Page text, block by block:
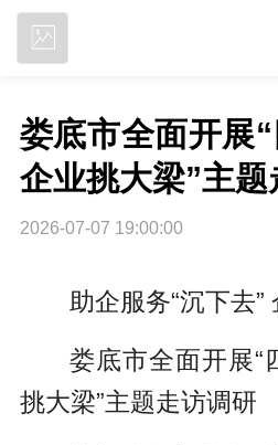
娄底市全面开展“
企业挑大梁”主
2026-07-07 19:00:00
助企服务“沉下去”
娄底市全面开展“
挑大梁”主题走访调研